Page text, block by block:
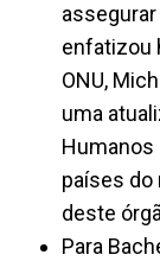
enfatizou
ONU,
uma
Humanos
países do
deste
Para